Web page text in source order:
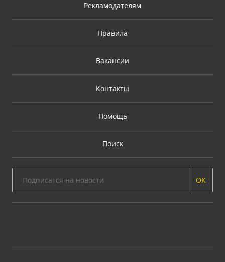
Рекламодателям
Правила
Вакансии
Контакты
Помощь
Поиск
ОК